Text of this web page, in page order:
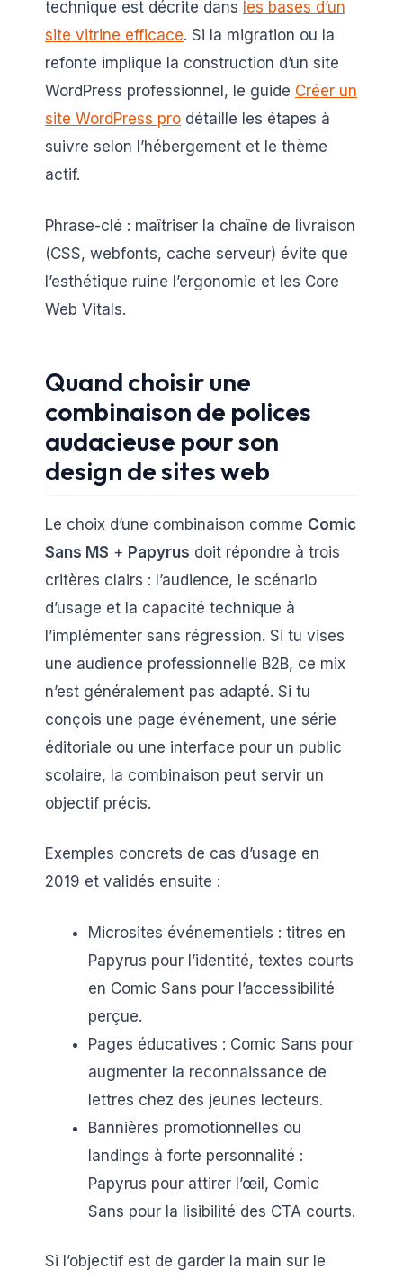
technique est décrite dans les bases d’un
site vitrine efficace. Si la migration ou la
refonte implique la construction d’un site
WordPress professionnel, le guide Créer un
site WordPress pro détaille les étapes à
suivre selon l’hébergement et le thème
actif.
Phrase-clé : maîtriser la chaîne de livraison
(CSS, webfonts, cache serveur) évite que
l’esthétique ruine l’ergonomie et les Core
Web Vitals.
Quand choisir une
combinaison de polices
audacieuse pour son
design de sites web
Le choix d’une combinaison comme Comic
Sans MS + Papyrus doit répondre à trois
critères clairs : l’audience, le scénario
d’usage et la capacité technique à
l’implémenter sans régression. Si tu vises
une audience professionnelle B2B, ce mix
n’est généralement pas adapté. Si tu
conçois une page événement, une série
éditoriale ou une interface pour un public
scolaire, la combinaison peut servir un
objectif précis.
Exemples concrets de cas d’usage en
2019 et validés ensuite :
Microsites événementiels : titres en
Papyrus pour l’identité, textes courts
en Comic Sans pour l’accessibilité
perçue.
Pages éducatives : Comic Sans pour
augmenter la reconnaissance de
lettres chez des jeunes lecteurs.
Bannières promotionnelles ou
landings à forte personnalité :
Papyrus pour attirer l’œil, Comic
Sans pour la lisibilité des CTA courts.
Si l’objectif est de garder la main sur le